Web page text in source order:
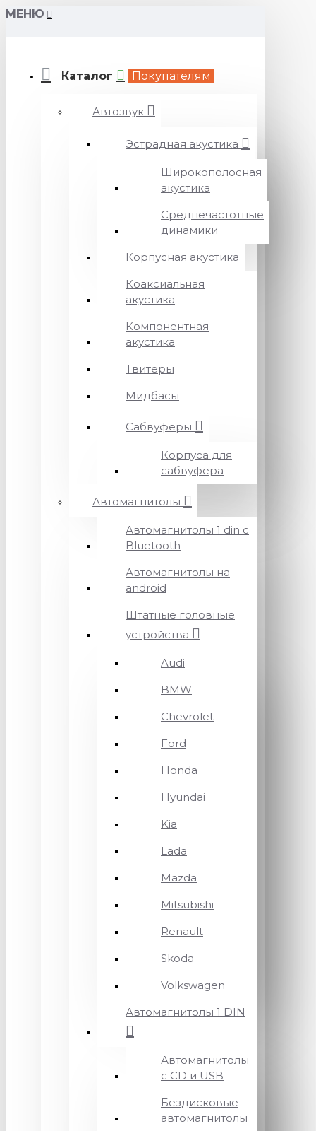
МЕНЮ
Каталог Покупателям
Автозвук
Эстрадная акустика
Широкополосная
акустика
Среднечастотные
динамики
Корпусная акустика
Коаксиальная
акустика
Компонентная
акустика
Твитеры
Мидбасы
Сабвуферы
Корпуса для
сабвуфера
Автомагнитолы
Автомагнитолы 1 din с
Bluetooth
Автомагнитолы на
android
Штатные головные
устройства
Audi
BMW
Chevrolet
Ford
Honda
Hyundai
Kia
Lada
Mazda
Mitsubishi
Renault
Skoda
Volkswagen
Автомагнитолы 1 DIN
Автомагнитолы
с CD и USB
Бездисковые
автомагнитолы